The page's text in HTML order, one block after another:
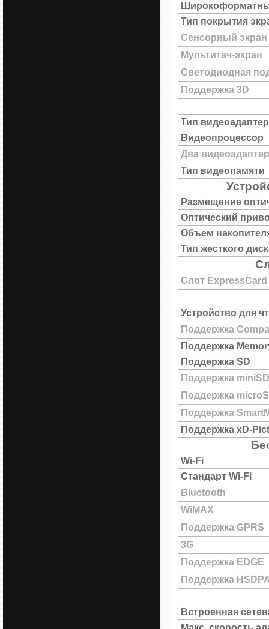
Тип покрытия
Сенсорный экран
Мультитач-экран
Светодиодная
Поддержка 3D
Тип
Видеопроцессор
Два
Тип видеопамяти
Размещение
Оптический
Объем
Тип жесткого
Слот ExpressCard
Устройство для
Поддержка
Поддержка
Поддержка SD
Поддержка miniSD
Поддержка
Поддержка
Поддержка xD-
Wi-Fi
Стандарт Wi-Fi
Bluetooth
WiMAX
Поддержка GPRS
3G
Поддержка EDGE
Поддержка
Встроенная